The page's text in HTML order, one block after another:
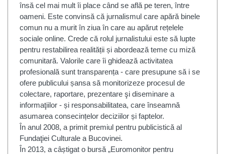
însă cel mai mult îi place când se află pe teren, între
oameni. Este convinsă că jurnalismul care apără binele
comun nu a murit în ziua în care au apărut rețelele
sociale online. Crede că rolul jurnalistului este să lupte
pentru restabilirea realității și abordează teme cu miză
comunitară. Valorile care îi ghidează activitatea
profesională sunt transparența - care presupune să i se
ofere publicului șansa să monitorizeze procesul de
colectare, raportare, prezentare şi diseminare a
informaţiilor - și responsabilitatea, care înseamnă
asumarea consecințelor deciziilor și faptelor.
În anul 2008, a primit premiul pentru publicistică al
Fundaţiei Culturale a Bucovinei.
În 2013, a câștigat o bursă „Euromonitor pentru